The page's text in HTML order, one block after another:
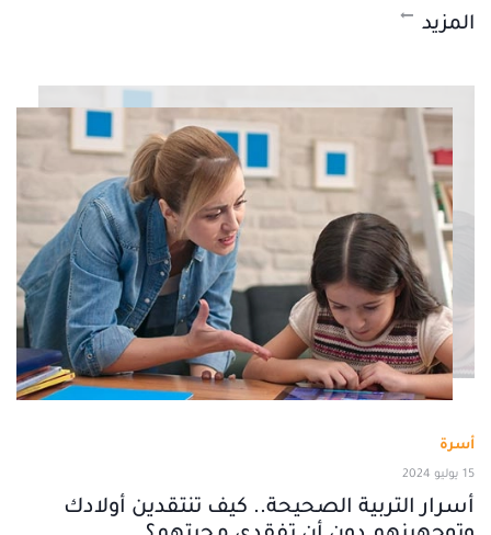
المزيد
أسرة
15 يوليو 2024
أسرار التربية الصحيحة.. كيف تنتقدين أولادك